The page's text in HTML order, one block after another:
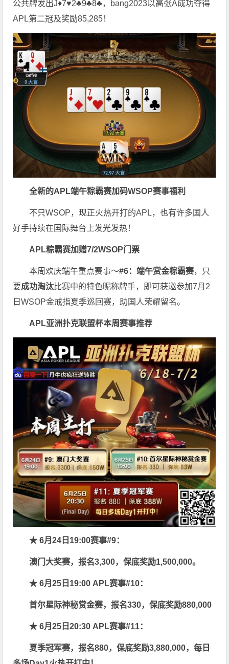
公共牌发出J♦7♥2♣9♣8♣，bang2023以高张A成功夺得
APL第二冠及奖励85,285！
全新的APL端午粽霸赛加码WSOP赛事福利
不只WSOP，现正火热开打的APL，也有许多国人
好手持续在国际舞台上发光发热！
APL粽霸赛加赠7/2WSOP门票
本周欢庆端午重点赛事～#6：端午赏金粽霸赛，只
要成功淘汰比赛中的特色昵称牌手，即可获邀参加7月2
日WSOP金戒指夏季巡回赛，助国人荣耀留名。
APL亚洲扑克联盟杯本周赛事推荐
★ 6月24日19:00赛事#9：
澳门大奖赛，报名3,300，保底奖励1,500,000。
★ 6月25日19:00 APL赛事#10：
首尔星际神秘赏金赛，报名330，保底奖励880,000
★ 6月25日20:30 APL赛事#11：
夏季冠军赛，报名880，保底奖励3,880,000，每日